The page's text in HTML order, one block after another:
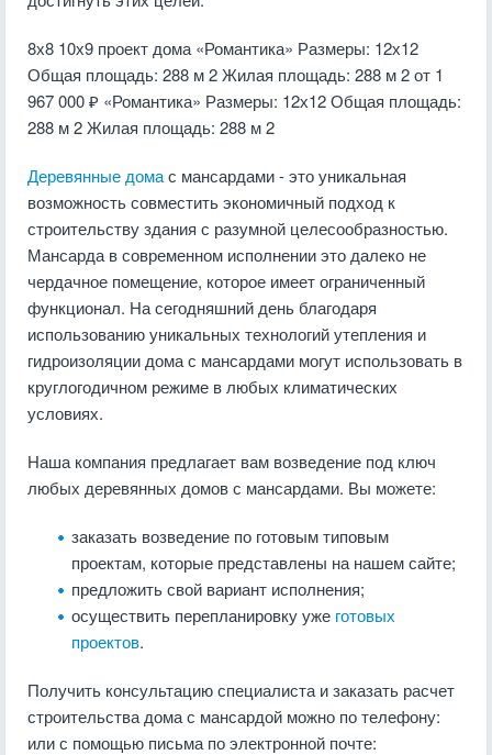
8х8 10х9 проект дома «Романтика» Размеры: 12х12
Общая площадь: 288 м 2Жилая площадь: 288 м 2от 1
967 000 ₽ «Романтика» Размеры: 12х12Общая площадь:
288 м 2Жилая площадь: 288 м 2
Деревянные домас мансардами - это уникальная
возможность совместить экономичный подход к
строительству здания с разумной целесообразностью.
Мансарда в современном исполнении это далеко не
чердачное помещение, которое имеет ограниченный
функционал. На сегодняшний день благодаря
использованию уникальных технологий утепления и
гидроизоляции дома с мансардами могут использовать в
круглогодичном режиме в любых климатических
условиях.
Наша компания предлагает вам возведение под ключ
любых деревянных домов с мансардами. Вы можете:
заказать возведение по готовым типовым
проектам, которые представлены на нашем сайте;
предложить свой вариант исполнения;
осуществить перепланировку уже готовых
проектов.
Получить консультацию специалиста и заказать расчет
строительства дома с мансардой можно по телефону:
или с помощью письма по электронной почте: